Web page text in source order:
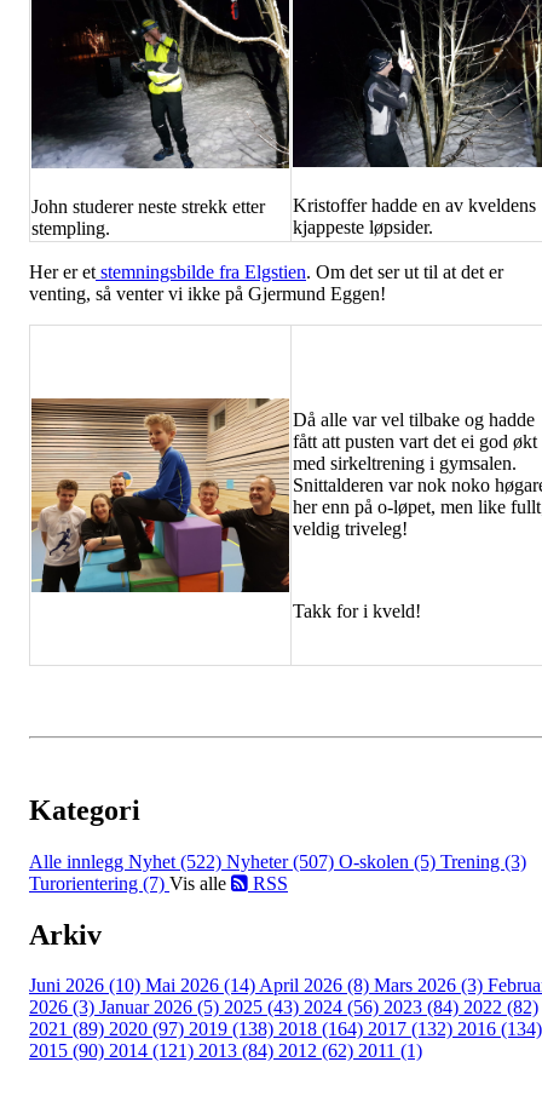
John studerer neste strekk etter
stempling.
Kristoffer hadde en av kveldens
kjappeste løpsider.
Her er et stemningsbilde fra Elgstien. Om det ser ut til at det er
venting, så venter vi ikke på Gjermund Eggen!
Då alle var vel tilbake og hadde
fått att pusten vart det ei god økt
med sirkeltrening i gymsalen.
Snittalderen var nok noko
her enn på o-løpet, men like
veldig triveleg!
Takk for i kveld!
Kategori
Alle innlegg Nyhet (522) Nyheter (507) O-skolen (5) Trening (3)
Turorientering (7) Vis alle RSS
Arkiv
Juni 2026 (10) Mai 2026 (14)April 2026 (8) Mars 2026 (3)
2026 (3) Januar 2026 (5) 2025 (43) 2024 (56) 2023 (84) 2022 (82)
2021 (89) 2020 (97) 2019 (138) 2018 (164) 2017 (132) 2016 (134)
2015 (90) 2014 (121) 2013 (84) 2012 (62) 2011 (1)